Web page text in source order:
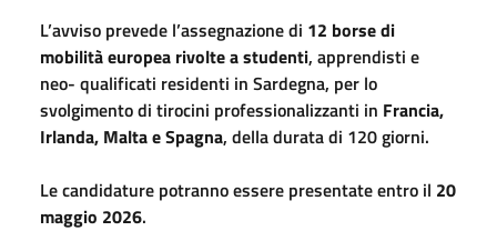
L’avviso prevede l’assegnazione di 12 borse di
mobilità europea rivolte a studenti, apprendisti e
neo- qualificati residenti in Sardegna, per lo
svolgimento di tirocini professionalizzanti in Francia,
Irlanda, Malta e Spagna, della durata di 120 giorni.
Le candidature potranno essere presentate entro il 20
maggio 2026.